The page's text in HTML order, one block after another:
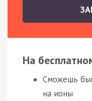
На
Сможешь
на ионы